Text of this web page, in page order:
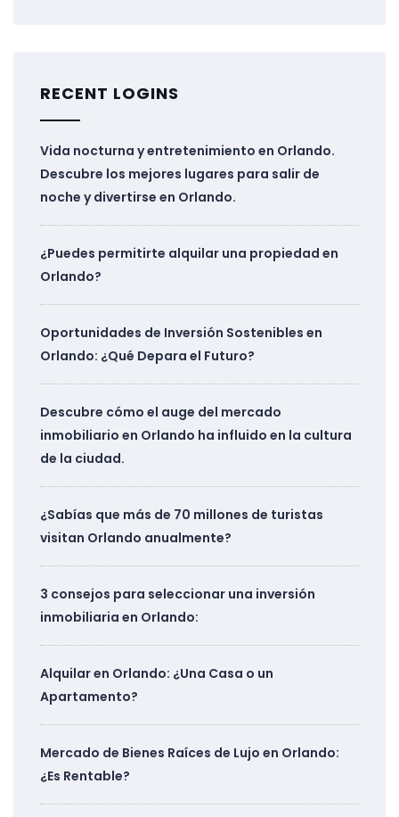
RECENT LOGINS
Vida nocturna y entretenimiento en Orlando.
Descubre los mejores lugares para salir de
noche y divertirse en Orlando.
¿Puedes permitirte alquilar una propiedad en
Orlando?
Oportunidades de Inversión Sostenibles en
Orlando: ¿Qué Depara el Futuro?
Descubre cómo el auge del mercado
inmobiliario en Orlando ha influido en la cultura
de la ciudad.
¿Sabías que más de 70 millones de turistas
visitan Orlando anualmente?
3 consejos para seleccionar una inversión
inmobiliaria en Orlando:
Alquilar en Orlando: ¿Una Casa o un
Apartamento?
Mercado de Bienes Raíces de Lujo en Orlando:
¿Es Rentable?